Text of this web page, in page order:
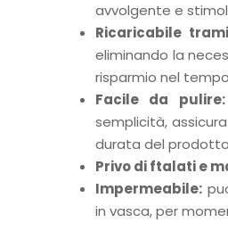
avvolgente e
Ricaricabile
eliminando la
risparmio nel
Facile da pulire:
semplicità,
durata del
Privo di ftalati e
Impermeabile:
in vasca, per